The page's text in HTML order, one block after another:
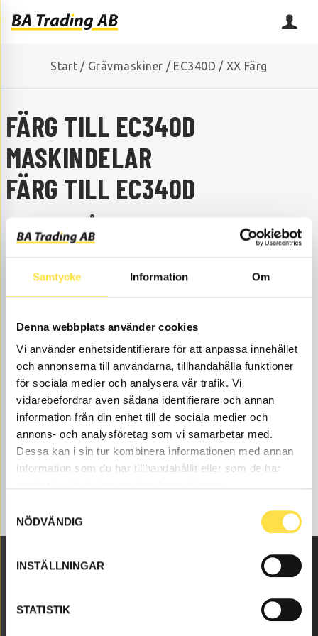
Samtycke Information Om
Denna webbplats använder cookies
Vi använder enhetsidentifierare för att anpassa innehållet
och annonserna till användarna, tillhandahålla funktioner
för sociala medier och analysera vår trafik. Vi
vidarebefordrar även sådana identifierare och annan
information från din enhet till de sociala medier och
annons- och analysföretag som vi samarbetar med.
Dessa kan i sin tur kombinera informationen med annan
information som du har tillhandahållit eller som de har
NÖDVÄNDIG
INSTÄLLNINGAR
STATISTIK
Start / Grävmaskiner / EC340D / XX Färg
FÄRG TILL EC340D
MASKINDELAR
FÄRG TILL EC340D
SAKNAR DU NÅGON RESERVDEL?
Kontakta oss så hjälper vi dig!
Färg till EC340D grävmaskin finns som maskindelar hos
finns som nya eller begagnade och varsamt renoverade
maskindelar både som original och icke original. Vi har
maskindelar som färg för alla Volvo
Entreprenadmaskiner och dessa maskindelar som till
färg som passar till Volvo grävmaskin EC340D.